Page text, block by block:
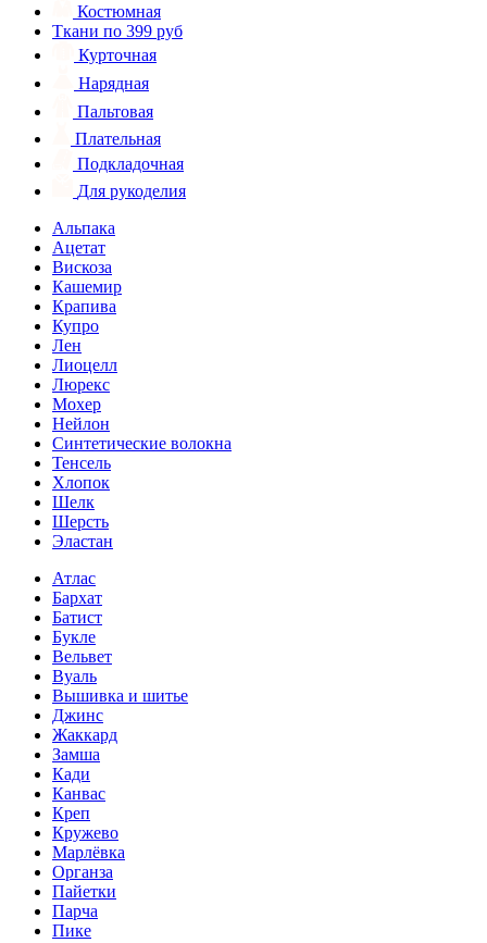
Костюмная
Ткани по 399 руб
Курточная
Нарядная
Пальтовая
Плательная
Подкладочная
Для рукоделия
Альпака
Ацетат
Вискоза
Кашемир
Крапива
Купро
Лен
Лиоцелл
Люрекс
Мохер
Нейлон
Синтетические волокна
Тенсель
Хлопок
Шелк
Шерсть
Эластан
Атлас
Бархат
Батист
Букле
Вельвет
Вуаль
Вышивка и шитье
Джинс
Жаккард
Замша
Кади
Канвас
Креп
Кружево
Марлёвка
Органза
Пайетки
Парча
Пике